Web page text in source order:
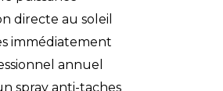
directe au soleil
immédiatement
annuel
spray anti-taches